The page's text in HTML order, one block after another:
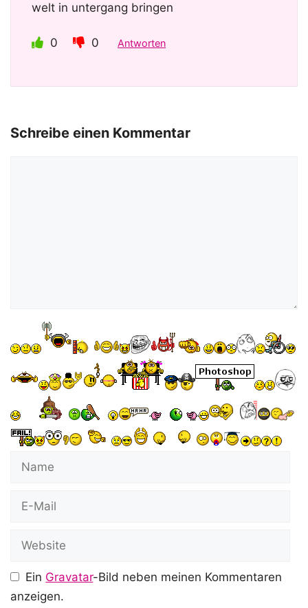
welt in untergang bringen
0 0 Antworten
Schreibe einen Kommentar
Name
Website
Ein Gravatar-Bild neben meinen Kommentaren
anzeigen.